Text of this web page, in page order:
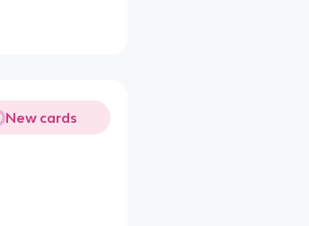
New cards